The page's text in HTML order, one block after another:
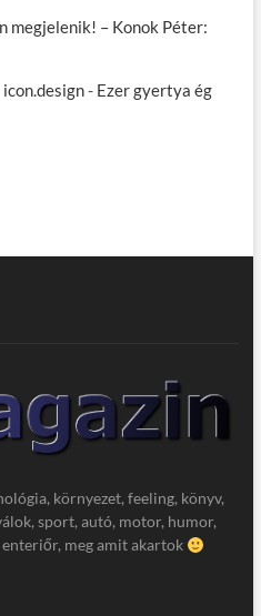
megjelenik! – Konok Péter:
- Ezer gyertya ég
környezet, feeling, könyv,
sport, autó, motor, humor,
meg amit akartok